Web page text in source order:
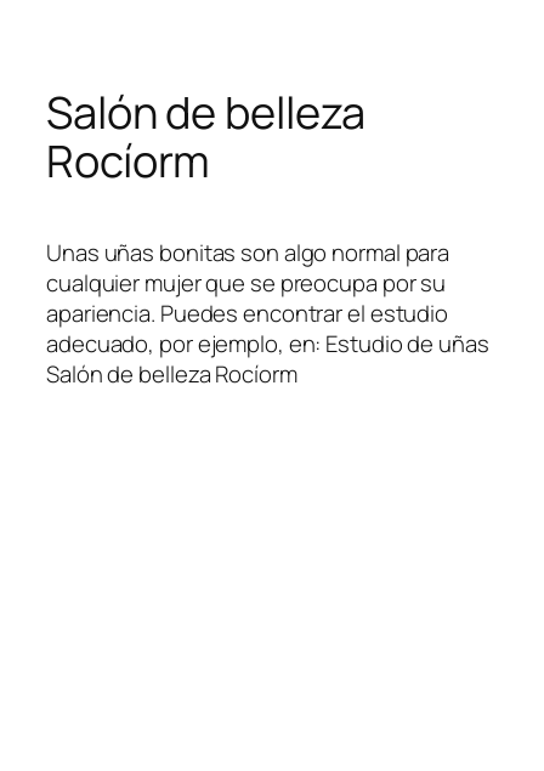
Salón de belleza
Rocíorm
Unas uñas bonitas son algo normal para
cualquier mujer que se preocupa por su
apariencia. Puedes encontrar el estudio
adecuado, por ejemplo, en: Estudio de uñas
Salón de belleza Rocíorm